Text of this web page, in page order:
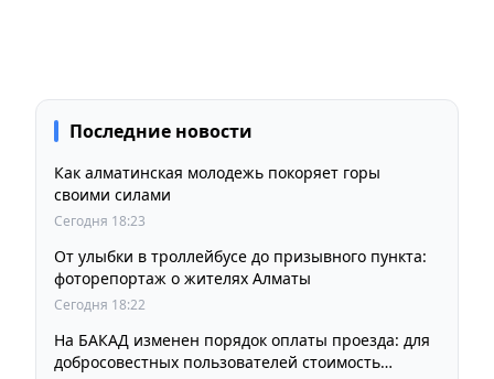
Последние новости
Как алматинская молодежь покоряет горы
своими силами
Сегодня 18:23
От улыбки в троллейбусе до призывного пункта:
фоторепортаж о жителях Алматы
Сегодня 18:22
На БАКАД изменен порядок оплаты проезда: для
добросовестных пользователей стоимость